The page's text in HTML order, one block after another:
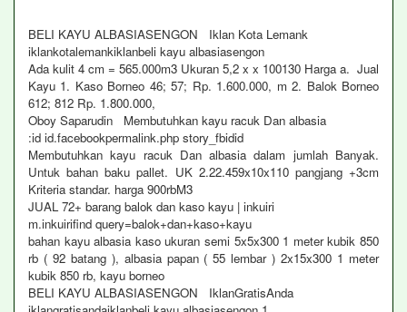
BELI KAYU ALBASIASENGON Iklan Kota Lemank
iklankotalemankiklanbeli kayu albasiasengon
Ada kulit 4 cm = 565.000m3 Ukuran 5,2 x x 100130 Harga a. Jual
Kayu 1. Kaso Borneo 46; 57; Rp. 1.600.000, m 2. Balok Borneo
612; 812 Rp. 1.800.000,
Oboy Saparudin Membutuhkan kayu racuk Dan albasia
:id id.facebookpermalink.php story_fbidid
Membutuhkan kayu racuk Dan albasia dalam jumlah Banyak.
Untuk bahan baku pallet. UK 2.22.459x10x110 pangjang +3cm
Kriteria standar. harga 900rbM3
JUAL 72+ barang balok dan kaso kayu | inkuiri
m.inkuirifind query=balok+dan+kaso+kayu
bahan kayu albasia kaso ukuran semi 5x5x300 1 meter kubik 850
rb ( 92 batang ), albasia papan ( 55 lembar ) 2x15x300 1 meter
kubik 850 rb, kayu borneo
BELI KAYU ALBASIASENGON IklanGratisAnda